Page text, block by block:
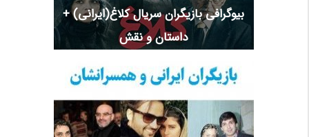
بیوگرافی بازیگران سریال کلاغ(ایرانی) +
داستان و نقش